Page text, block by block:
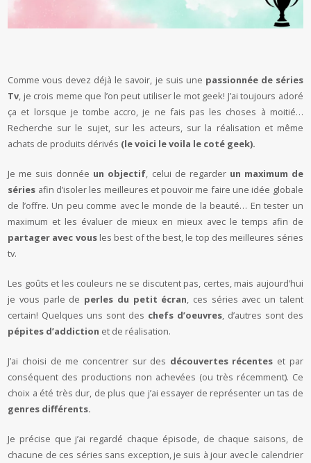
Comme vous devez déjà le savoir, je suis une passionnée de séries
Tv , je crois meme que l’on peut utiliser le mot geek! J’ai toujours adoré
ça et lorsque je tombe accro, je ne fais pas les choses à moitié…
Recherche sur le sujet, sur les acteurs, sur la réalisation et même
achats de produits dérivés (le voici le voila le coté geek).
Je me suis donnée un objectif , celui de regarder un maximum de
séries afin d’isoler les meilleures et pouvoir me faire une idée globale
de l’offre. Un peu comme avec le monde de la beauté… En tester un
maximum et les évaluer de mieux en mieux avec le temps afin de
partager avec vousles best of the best, le top des meilleures séries
tv.
Les goûts et les couleurs ne se discutent pas, certes, mais aujourd’hui
je vous parle de perles du petit écran , ces séries avec un talent
certain! Quelques uns sont des chefs d’oeuvres, d’autres sont des
pépites d’addiction et de réalisation.
J’ai choisi de me concentrer sur des découvertes récentes et par
conséquent des productions non achevées (ou très récemment). Ce
choix a été très dur, de plus que j’ai essayer de représenter un tas de
genres différents.
Je précise que j’ai regardé chaque épisode, de chaque saisons, de
chacune de ces séries sans exception, je suis à jour avec le calendrier